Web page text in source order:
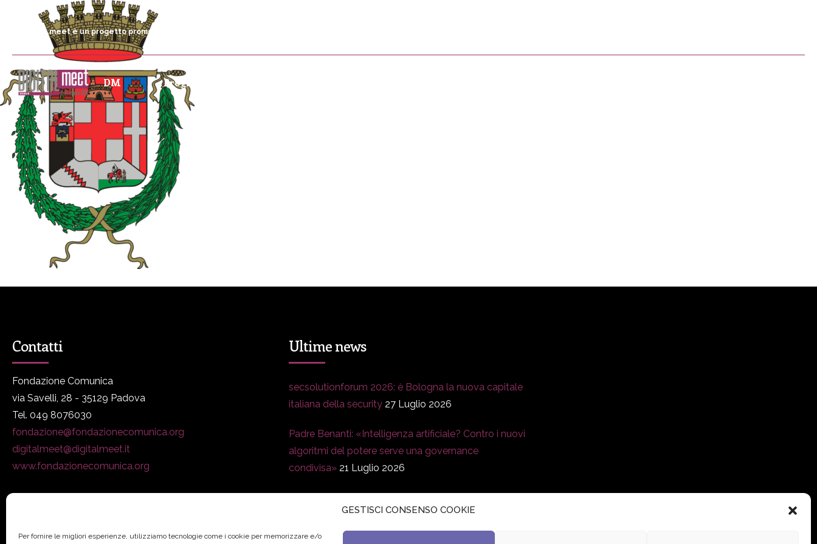
GESTISCI CONSENSO COOKIE
Per fornire le migliori esperienze, utilizziamo tecnologie come i cookie per memorizzare e/o
DIGITALmeet è un progetto promosso da Fondazione Comunica
DM Programma
Contatti
Fondazione Comunica
via Savelli, 28 - 35129 Padova
Tel. 049 8076030
fondazione@fondazionecomunica.org
digitalmeet@digitalmeet.it
www.fondazionecomunica.org
Ultime news
secsolutionforum 2026: è Bologna la nuova capitale
italiana della security 27 Luglio 2026
Padre Benanti: «Intelligenza artificiale? Contro i nuovi
algoritmi del potere serve una governance
condivisa» 21 Luglio 2026
Giugno 2026